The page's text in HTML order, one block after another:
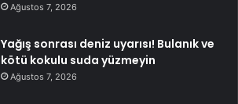
Ağustos 7, 2026
Yağış sonrası deniz uyarısı! Bulanık ve
kötü kokulu suda yüzmeyin
Ağustos 7, 2026